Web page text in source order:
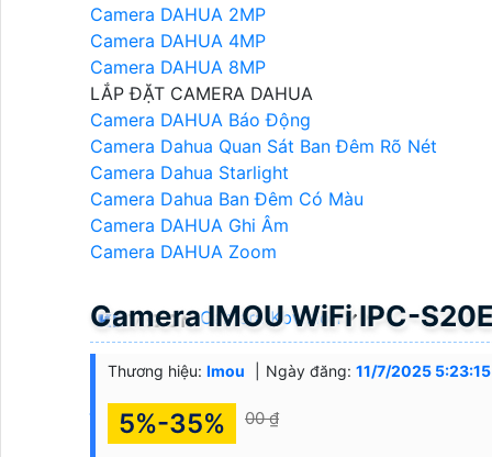
Camera DAHUA 2MP
Camera DAHUA 4MP
Camera DAHUA 8MP
LẮP ĐẶT CAMERA DAHUA
Camera DAHUA Báo Động
Camera Dahua Quan Sát Ban Đêm Rõ Nét
Camera Dahua Starlight
Camera Dahua Ban Đêm Có Màu
Camera DAHUA Ghi Âm
Camera DAHUA Zoom
Camera Kbvision
Đầu Ghi Camera KBVISION
Trọn Bộ Camera KBvision
Camera IMOU WiFi IPC-
Thương hiệu: Imou Ngày đăng: 11/7/2025 5:23:15
5%-35% 00 ₫